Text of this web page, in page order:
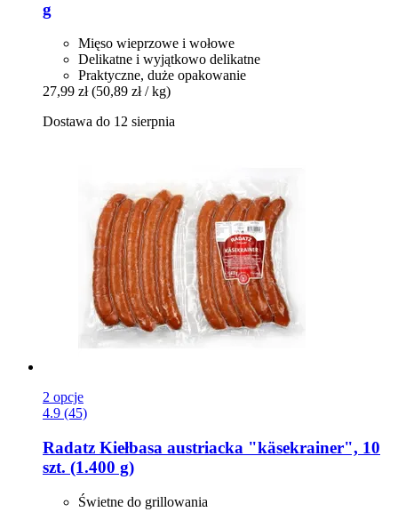
g
Mięso wieprzowe i wołowe
Delikatne i wyjątkowo delikatne
Praktyczne, duże opakowanie
27,99 zł (50,89 zł / kg)
Dostawa do 12 sierpnia
2 opcje
4.9 (45)
Radatz Kiełbasa austriacka "käsekrainer", 10
szt. (1.400 g)
Świetne do grillowania